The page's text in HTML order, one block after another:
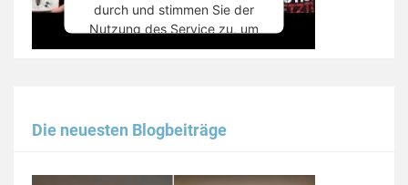
durch und stimmen Sie der
Nutzung des Service zu, um
dieses Video anzusehen.
Akzeptieren
powered byUsercentrics
Die neuesten Blogbeiträge